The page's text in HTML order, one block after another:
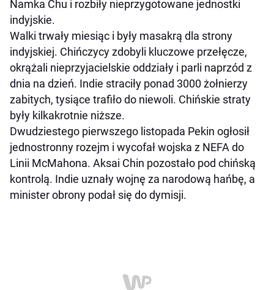
Namka Chu i rozbiły nieprzygotowane jednostki
indyjskie.
Walki trwały miesiąc i były masakrą dla strony
indyjskiej. Chińczycy zdobyli kluczowe przełęcze,
okrążali nieprzyjacielskie oddziały i parli naprzód z
dnia na dzień. Indie straciły ponad 3000 żołnierzy
zabitych, tysiące trafiło do niewoli. Chińskie straty
były kilkakrotnie niższe.
Dwudziestego pierwszego listopada Pekin ogłosił
jednostronny rozejm i wycofał wojska z NEFA do
Linii McMahona. Aksai Chin pozostało pod chińską
kontrolą. Indie uznały wojnę za narodową hańbę, a
minister obrony podał się do dymisji.